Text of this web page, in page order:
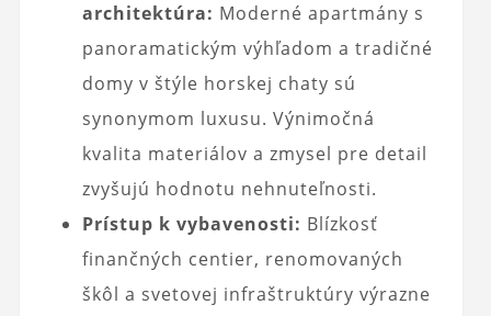
architektúra: Moderné apartmány s
panoramatickým výhľadom a tradičné
domy v štýle horskej chaty sú
synonymom luxusu. Výnimočná
kvalita materiálov a zmysel pre detail
zvyšujú hodnotu nehnuteľnosti.
Prístup k vybavenosti: Blízkosť
finančných centier, renomovaných
škôl a svetovej infraštruktúry výrazne